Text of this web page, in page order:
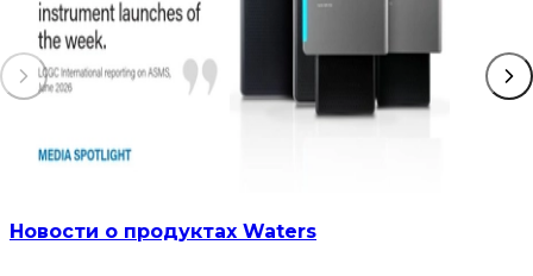
Новости о продуктах Waters